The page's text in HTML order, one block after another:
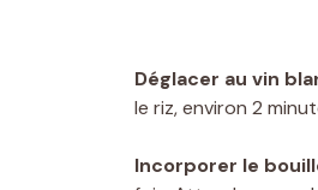
Déglacer au vin
le riz, environ 2
Incorporer le